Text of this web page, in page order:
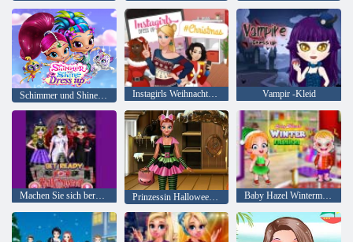
Instagirls Weihnachtskleid Vampir -Kleid
Machen Sie sich bereit für Halloween Prinzessin Halloween Party Baby Hazel Wintermode